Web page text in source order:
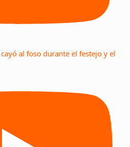
al foso durante el festejo y el